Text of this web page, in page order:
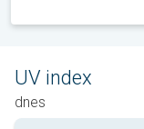
UV index
dnes